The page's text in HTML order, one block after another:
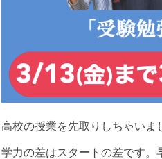
高校の授業を先取りしちゃいま
学力の差はスタートの差です。